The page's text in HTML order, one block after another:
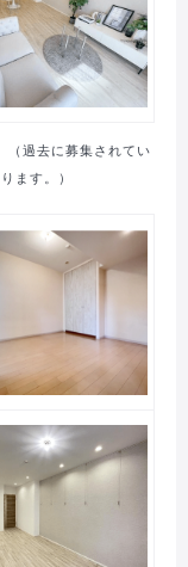
（過去に募集されてい
ます。）